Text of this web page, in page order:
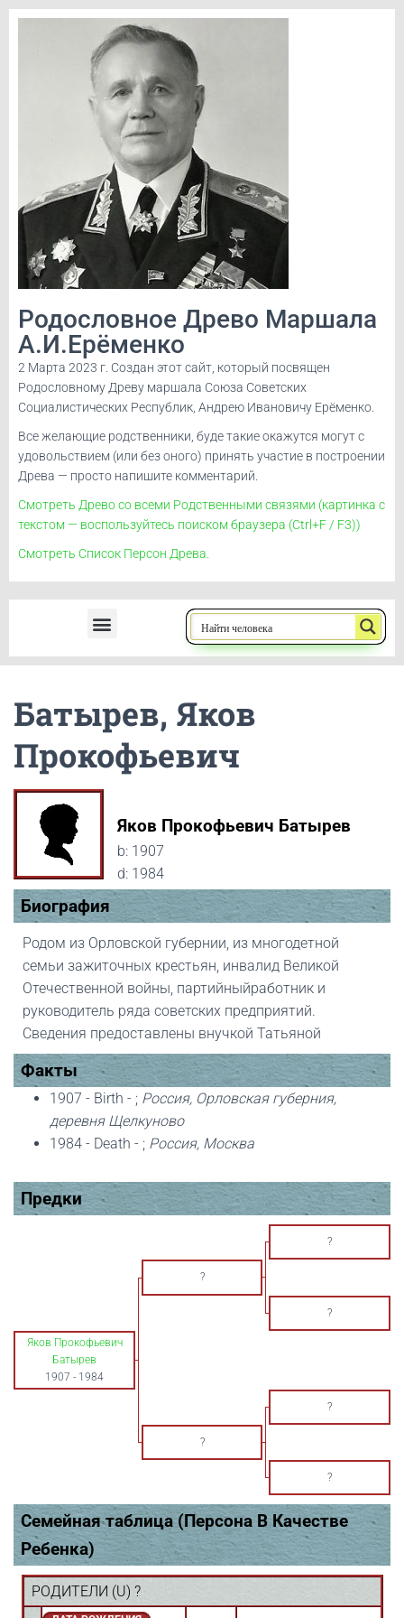
Родословное Древо Маршала
А.И.Ерёменко
2 Марта 2023 г. Создан этот сайт, который посвящен
Родословному Древу маршала Союза Советских
Социалистических Республик, Андрею Ивановичу Ерёменко.
Все желающие родственники, буде такие окажутся могут с
удовольствием (или без оного) принять участие в построении
Древа — просто напишите комментарий.
Смотреть Древо со всеми Родственными связями (картинка с
текстом — воспользуйтесь поиском браузера (Ctrl+F / F3))
Смотреть Список Персон Древа.
Батырев, Яков
Прокофьевич
Яков Прокофьевич Батырев
b: 1907
d: 1984
Биография
Родом из Орловской губернии, из многодетной
семьи зажиточных крестьян, инвалид Великой
Отечественной войны, партийныйработник и
руководитель ряда советских предприятий.
Сведения предоставлены внучкой Татьяной
Факты
1907 - Birth - ; Россия, Орловская губерния,
деревня Щелкуново
1984 - Death - ; Россия, Москва
Предки
?
?
?
Яков Прокофьевич
Батырев
1907 - 1984
?
?
?
Семейная таблица (Персона В Качестве
Ребенка)
РОДИТЕЛИ (U) ?